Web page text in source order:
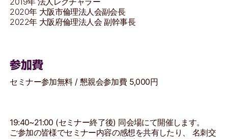
2020年 大阪市倫理法人会副会長
2022年 大阪府倫理法人会 副幹事長
参加費
セミナー参加無料 / 懇親会参加費 5,000円
19:40~21:00 (セミナー終了後) 同会場にて開催します。
ご参加の皆様でセミナー内容の感想を共有したり、 名刺交